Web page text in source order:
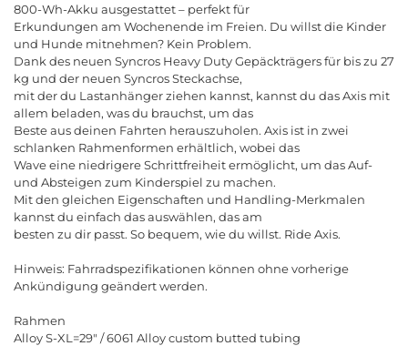
800-Wh-Akku ausgestattet– perfektfür
Erkundungen am Wochenende im Freien. Du willstdie Kinder
und Hunde mitnehmen? Kein Problem.
Dank des neuen Syncros Heavy DutyGepäckträgersfür biszu 27
kg und der neuen SyncrosSteckachse,
mitderdu L astanhängerziehen kannst, kannstdu dasAxis mit
allem beladen, wasdu brauchst, um das
Besteausdeinen Fahrten herauszuholen. Axis ist in zwei
schlanken Rahmenformen erhältlich, wobei das
Waveeine niedrigereSchrittfreiheitermöglicht, um dasAuf-
und Absteigen zum Kinderspiel zu machen.
Mitden gleichen Eigenschaften und Handling-Merkmalen
kannstdu einfach dasauswählen, dasam
besten zu dir passt. So bequem, wiedu willst. RideAxis.
Hinweis: Fahrradspezifkationen können ohnevorherige
Ankündigung geändertwerden.
Rahmen
AlloyS-XL =29" /6061 Alloycustom butted tubing